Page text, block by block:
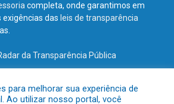
completa, onde garantimos em
das leis de transparência
da Transparência Pública
para melhorar sua experiência de
Ao utilizar nosso portal, você